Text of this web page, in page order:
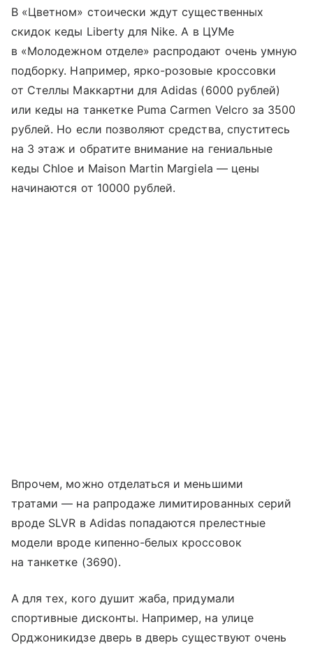
В «Цветном» стоически ждут существенных
скидок кеды Liberty для Nike. А в ЦУМе
в «Молодежном отделе» распродают очень умную
подборку. Например, ярко-розовые кроссовки
от Стеллы Маккартни для Adidas (6000 рублей)
или кеды на танкетке Puma Carmen Velcro за 3500
рублей. Но если позволяют средства, спуститесь
на 3 этаж и обратите внимание на гениальные
кеды Chloe и Maison Martin Margiela — цены
начинаются от 10000 рублей.
Впрочем, можно отделаться и меньшими
тратами — на рапродаже лимитированных серий
вроде SLVR в Adidas попадаются прелестные
модели вроде кипенно-белых кроссовок
на танкетке (3690).
А для тех, кого душит жаба, придумали
спортивные дисконты. Например, на улице
Орджоникидзе дверь в дверь существуют очень